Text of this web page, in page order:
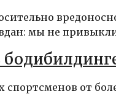
мы не
от